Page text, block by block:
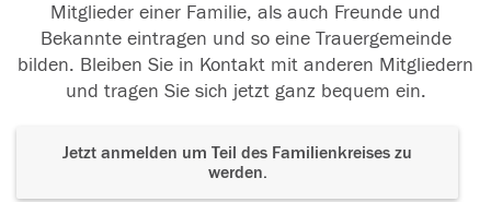
Mitglieder einer Familie, als auch Freunde und
Bekannte eintragen und so eine Trauergemeinde
bilden. Bleiben Sie in Kontakt mit anderen Mitgliedern
und tragen Sie sich jetzt ganz bequem ein.
Jetzt anmelden um Teil des Familienkreises zu
werden.